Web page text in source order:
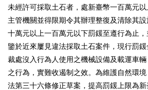
未經許可採取土石者，處新臺幣一百萬元
主管機關並得限期令其辦理整復及清除其
十萬元以上一百萬元以下罰鍰至遵行為止
鑒於近來屢見違法採取土石案件，現行罰
裁處沒入行為人使用之機械設備及載運車
之行為，實難收遏制之效。為維護自然環
法第三十六條修正草案，提高罰鍰上限為